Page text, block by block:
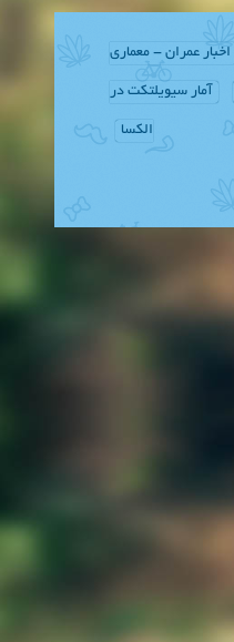
اخبار عمران - معماری
آمار سیویلتکت در
الکسا